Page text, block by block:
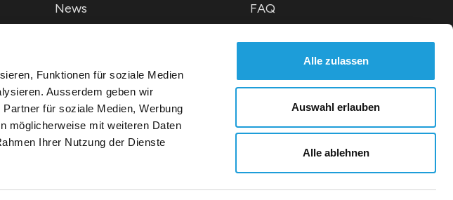
Funktionen für soziale Medien
Ausserdem geben wir
für soziale Medien, Werbung
möglicherweise mit weiteren Daten
Ihrer Nutzung der Dienste
Alle zulassen
Auswahl erlauben
Alle ablehnen
FAQ
News